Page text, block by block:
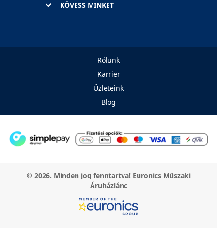
KÖVESS MINKET
Rólunk
Karrier
Üzleteink
Blog
© 2026. Minden jog fenntartva! Euronics Műszaki
Áruházlánc